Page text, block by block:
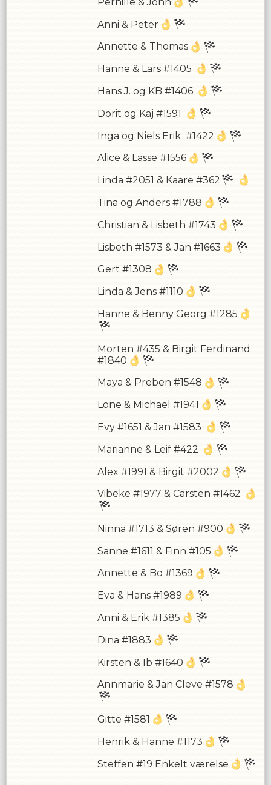
Anni & Peter
Annette & Thomas
Hanne & Lars #1405
Hans J. og KB #1406
Dorit og Kaj #1591
Inga og Niels Erik #1422
Alice & Lasse #1556
Linda #2051 & Kaare #362
Tina og Anders #1788
Christian & Lisbeth #1743
Lisbeth #1573 & Jan #1663
Gert #1308
Linda & Jens #1110
Hanne & Benny Georg #1285
Morten #435 & Birgit Ferdinand
#1840
Maya & Preben #1548
Lone & Michael #1941
Evy #1651 & Jan #1583
Marianne & Leif #422
Alex #1991 & Birgit #2002
Vibeke #1977 & Carsten #1462
Ninna #1713 & Søren #900
Sanne #1611 & Finn #105
Annette & Bo #1369
Eva & Hans #1989
Anni & Erik #1385
Dina #1883
Kirsten & Ib #1640
Annmarie & Jan Cleve #1578
Gitte #1581
Henrik & Hanne #1173
Steffen #19 Enkelt værelse